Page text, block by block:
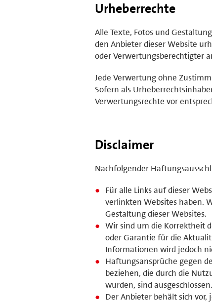
Urheberrechte
Alle Texte, Fotos und
den Anbieter dieser Website
oder Verwertungsberechtigter
Jede Verwertung ohne
Sofern als
Verwertungsrechte vor
Disclaimer
Nachfolgender
Für alle Links auf dieser
verlinkten Websites haben.
Gestaltung dieser Websites.
Wir sind um die Korrektheit
oder Garantie für die
Informationen wird jedoch
Haftungsansprüche gegen
beziehen, die durch die
wurden, sind ausgeschlossen.
Der Anbieter behält sich